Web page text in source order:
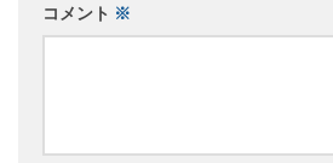
コメント ※